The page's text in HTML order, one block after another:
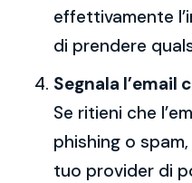
effettivamente
di prendere
Segnala l’email
Se ritieni che
phishing o
tuo provider di